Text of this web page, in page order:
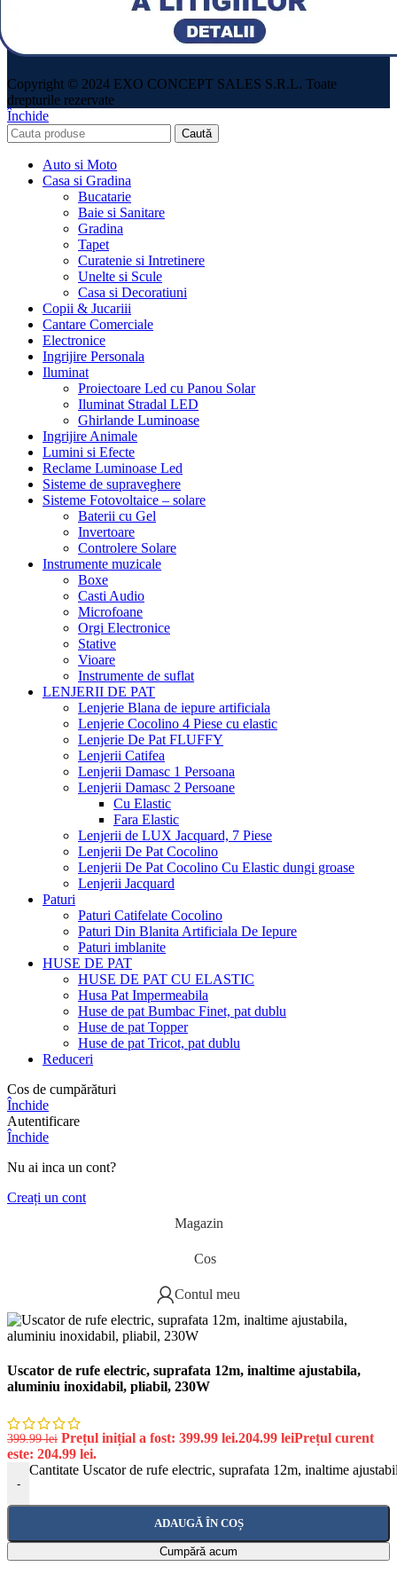
Copyright © 2024 EXO CONCEPT SALES S.R.L. Toate
drepturile rezervate
Închide
Caută
Auto si Moto
Casa si Gradina
Bucatarie
Baie si Sanitare
Gradina
Tapet
Curatenie si Intretinere
Unelte si Scule
Casa si Decoratiuni
Copii & Jucariii
Cantare Comerciale
Electronice
Ingrijire Personala
Iluminat
Proiectoare Led cu Panou Solar
Iluminat Stradal LED
Ghirlande Luminoase
Ingrijire Animale
Lumini si Efecte
Reclame Luminoase Led
Sisteme de supraveghere
Sisteme Fotovoltaice – solare
Baterii cu Gel
Invertoare
Controlere Solare
Instrumente muzicale
Boxe
Casti Audio
Microfoane
Orgi Electronice
Stative
Vioare
Instrumente de suflat
LENJERII DE PAT
Lenjerie Blana de iepure artificiala
Lenjerie Cocolino 4 Piese cu elastic
Lenjerie De Pat FLUFFY
Lenjerii Catifea
Lenjerii Damasc 1 Persoana
Lenjerii Damasc 2 Persoane
Cu Elastic
Fara Elastic
Lenjerii de LUX Jacquard, 7 Piese
Lenjerii De Pat Cocolino
Lenjerii De Pat Cocolino Cu Elastic dungi groase
Lenjerii Jacquard
Paturi
Paturi Catifelate Cocolino
Paturi Din Blanita Artificiala De Iepure
Paturi imblanite
HUSE DE PAT
HUSE DE PAT CU ELASTIC
Husa Pat Impermeabila
Huse de pat Bumbac Finet, pat dublu
Huse de pat Topper
Huse de pat Tricot, pat dublu
Reduceri
Cos de cumpărături
Închide
Autentificare
Închide
Nu ai inca un cont?
Creați un cont
Magazin
Cos
Contul meu
Uscator de rufe electric, suprafata 12m, inaltime ajustabila,
aluminiu inoxidabil, pliabil, 230W
399.99lei Prețul inițial a fost: 399.99 lei.204.99 leiPrețul curent
este: 204.99 lei.
-
Cantitate Uscator de rufe electric, suprafata 12m, inaltime
ADAUGĂ ÎN COȘ
Cumpără acum